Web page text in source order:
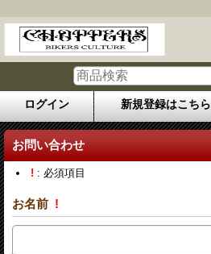
ログイン 新規登録はこちら
お問い合わせ
! : 必須項目
お名前 !